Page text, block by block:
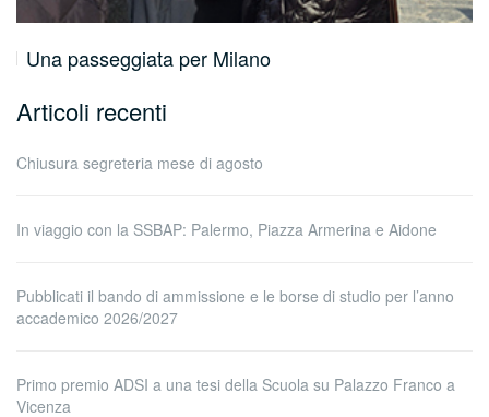
Una passeggiata per Milano
Articoli recenti
Chiusura segreteria mese di agosto
In viaggio con la SSBAP: Palermo, Piazza Armerina e Aidone
Pubblicati il bando di ammissione e le borse di studio per l’anno
accademico 2026/2027
Primo premio ADSI a una tesi della Scuola su Palazzo Franco a
Vicenza